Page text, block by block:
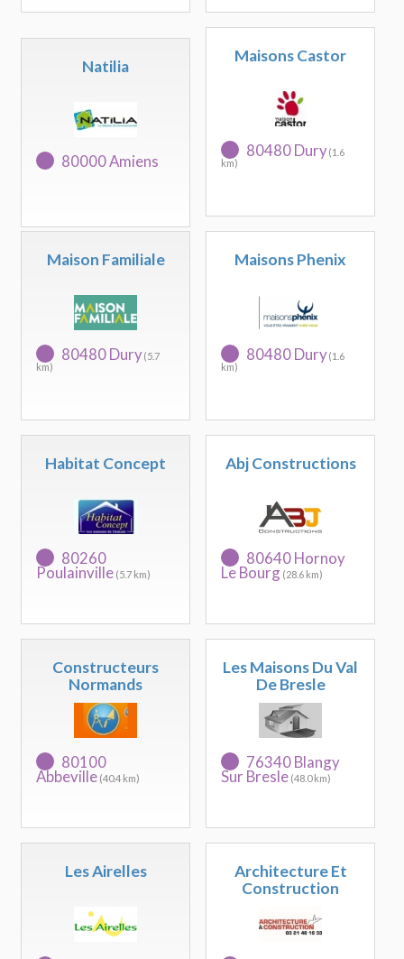
Natilia
80000 Amiens
Maisons Castor
80480 Dury(1.6
km)
Maison Familiale
80480 Dury(5.7
km)
Maisons Phenix
80480 Dury(1.6
km)
Habitat Concept
80260
Poulainville (5.7 km)
Abj Constructions
80640 Hornoy
Le Bourg (28.6 km)
Constructeurs
Normands
80100
Abbeville (40.4 km)
Les Maisons Du Val
De Bresle
76340 Blangy
Sur Bresle (48.0 km)
Les Airelles
Architecture Et
Construction